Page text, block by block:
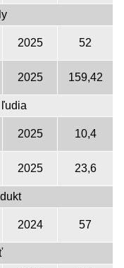
2025 52
2025 159,42
2025 10,4
2025 23,6
2024 57